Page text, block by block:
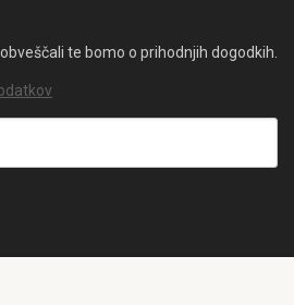
te bomo o prihodnjih dogodkih.